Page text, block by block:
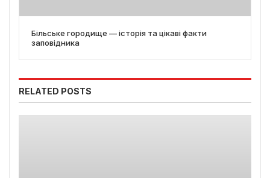
Більське городище — історія та цікаві факти
заповідника
RELATED POSTS